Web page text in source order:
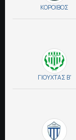
PRIME ZONE
ΠΡΟΓΡΑΜΜΑ
ΒΑΘΜΟΛΟΓΙΕΣ
ΚΟΡΟΙΒΟΣ
ΓΙΟΥΧΤΑΣ Β'